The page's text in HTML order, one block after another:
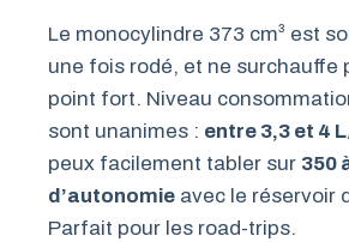
Le monocylindre 373 cm³ est
une fois rodé, et ne surchauffe
point fort. Niveau
sont unanimes : entre 3,3 et 4
peux facilement tabler sur 350
d’autonomie avec le réservoir
Parfait pour les road-trips.